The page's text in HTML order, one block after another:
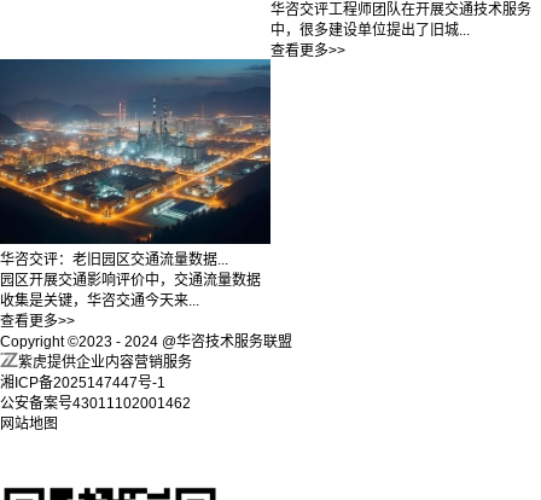
华咨交评工程师团队在开展交通技术服务
中，很多建设单位提出了旧城...
查看更多>>
华咨交评：老旧园区交通流量数据...
园区开展交通影响评价中，交通流量数据
收集是关键，华咨交通今天来...
查看更多>>
Copyright ©2023 - 2024 @华咨技术服务联盟
紫虎提供企业内容营销服务
湘ICP备2025147447号-1
公安备案号43011102001462
网站地图